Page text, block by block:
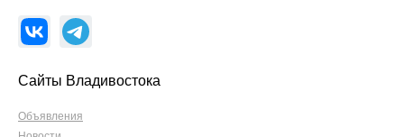
Сайты Владивостока
Объявления